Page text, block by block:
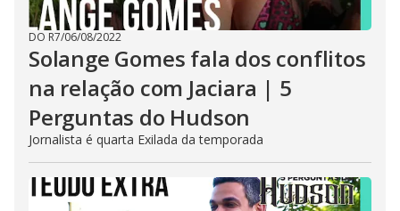
DO R7/06/08/2022
Solange Gomes fala dos conflitos
na relação com Jaciara | 5
Perguntas do Hudson
Jornalista é quarta Exilada da temporada